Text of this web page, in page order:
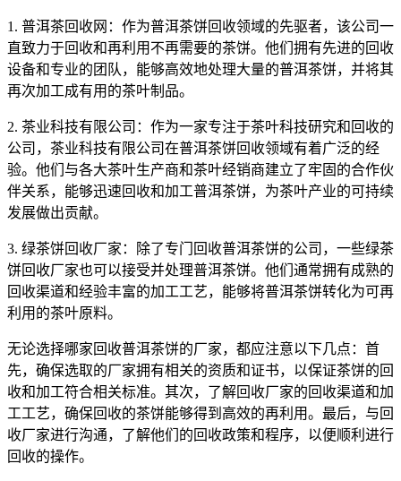
1. 普洱茶回收网：作为普洱茶饼回收领域的先驱者，该公司一
直致力于回收和再利用不再需要的茶饼。他们拥有先进的回收
设备和专业的团队，能够高效地处理大量的普洱茶饼，并将其
再次加工成有用的茶叶制品。
2. 茶业科技有限公司：作为一家专注于茶叶科技研究和回收的
公司，茶业科技有限公司在普洱茶饼回收领域有着广泛的经
验。他们与各大茶叶生产商和茶叶经销商建立了牢固的合作伙
伴关系，能够迅速回收和加工普洱茶饼，为茶叶产业的可持续
发展做出贡献。
3. 绿茶饼回收厂家：除了专门回收普洱茶饼的公司，一些绿茶
饼回收厂家也可以接受并处理普洱茶饼。他们通常拥有成熟的
回收渠道和经验丰富的加工工艺，能够将普洱茶饼转化为可再
利用的茶叶原料。
无论选择哪家回收普洱茶饼的厂家，都应注意以下几点：首
先，确保选取的厂家拥有相关的资质和证书，以保证茶饼的回
收和加工符合相关标准。其次，了解回收厂家的回收渠道和加
工工艺，确保回收的茶饼能够得到高效的再利用。最后，与回
收厂家进行沟通，了解他们的回收政策和程序，以便顺利进行
回收的操作。